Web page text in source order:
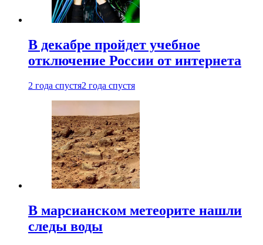
В декабре пройдет учебное
отключение России от интернета
2 года спустя2 года спустя
В марсианском метеорите нашли
следы воды